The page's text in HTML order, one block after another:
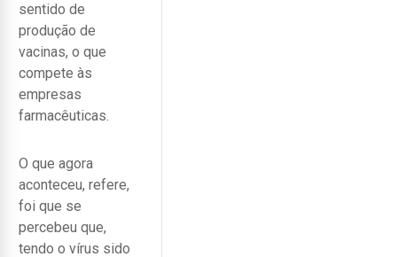
sentido de
produção de
vacinas, o que
compete às
empresas
farmacêuticas.
O que agora
aconteceu, refere,
foi que se
percebeu que,
tendo o vírus sido